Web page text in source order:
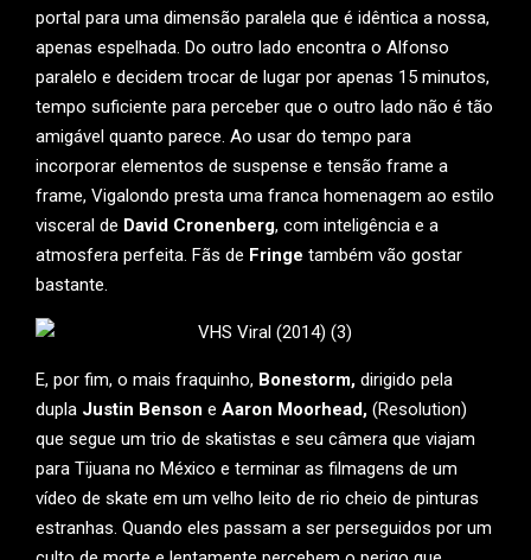
portal para uma dimensão paralela que é idêntica a nossa,
apenas espelhada. Do outro lado encontra o Alfonso
paralelo e decidem trocar de lugar por apenas 15 minutos,
tempo suficiente para perceber que o outro lado não é tão
amigável quanto parece. Ao usar do tempo para
incorporar elementos de suspense e tensão frame a
frame, Vigalondo presta uma franca homenagem ao estilo
visceral de David Cronenberg, com inteligência e a
atmosfera perfeita. Fãs de Fringe também vão gostar
bastante.
E, por fim, o mais fraquinho, Bonestorm, dirigido pela
dupla Justin Benson e Aaron Moorhead, (Resolution)
que segue um trio de skatistas e seu câmera que viajam
para Tijuana no México e terminar as filmagens de um
vídeo de skate em um velho leito de rio cheio de pinturas
estranhas. Quando eles passam a ser perseguidos por um